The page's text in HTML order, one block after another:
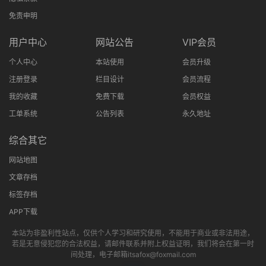
免责申明
用户中心
个人中心
注册登录
我的收藏
工单系统
网站公告
本站使用
栏目设计
免费下载
公告列表
VIP会员
会员升级
会员流程
会员权益
永久地址
综合其它
网站地图
文章存档
标签存档
APP下载
本站为非盈利性站点，仅供个人学习和研究使用，不能用于商业或非法用途，
若是无意侵犯您的合法权益，请邮件联系并附上权益证明，我们将会在第一时
间处理，电子邮箱itsafox@foxmail.com